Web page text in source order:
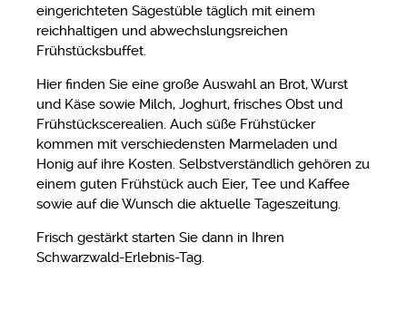
eingerichteten Sägestüble täglich mit einem
reichhaltigen und abwechslungsreichen
Frühstücksbuffet.
Hier finden Sie eine große Auswahl an Brot, Wurst
und Käse sowie Milch, Joghurt, frisches Obst und
Frühstückscerealien. Auch süße Frühstücker
kommen mit verschiedensten Marmeladen und
Honig auf ihre Kosten. Selbstverständlich gehören zu
einem guten Frühstück auch Eier, Tee und Kaffee
sowie auf die Wunsch die aktuelle Tageszeitung.
Frisch gestärkt starten Sie dann in Ihren
Schwarzwald-Erlebnis-Tag.